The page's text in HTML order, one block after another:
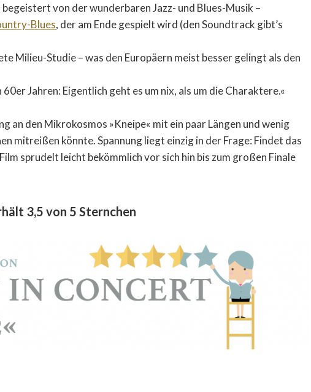
begeistert von der wunderbaren Jazz- und Blues-Musik –
Blues, der am Ende gespielt wird (den Soundtrack gibt’s
Milieu-Studie – was den Europäern meist besser gelingt als den
60er Jahren: Eigentlich geht es um nix, als um die Charaktere.«
an den Mikrokosmos »Kneipe« mit ein paar Längen und wenig
mitreißen könnte. Spannung liegt einzig in der Frage: Findet das
sprudelt leicht bekömmlich vor sich hin bis zum großen Finale
3,5 von 5 Sternchen